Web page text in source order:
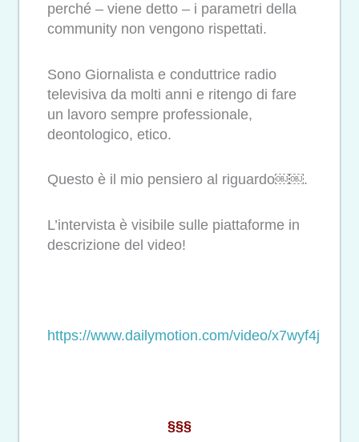
perché – viene detto – i parametri della
community non vengono rispettati.
Sono Giornalista e conduttrice radio
televisiva da molti anni e ritengo di fare
un lavoro sempre professionale,
deontologico, etico.
Questo è il mio pensiero al riguardo￼￼.
L’intervista è visibile sulle piattaforme in
descrizione del video!
https://www.dailymotion.com/video/x7wyf4j
§§§